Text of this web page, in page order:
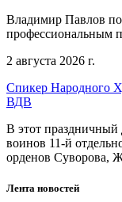
Владимир Павлов
профессиональным
2 августа 2026 г.
Спикер Народного
ВДВ
В этот праздничный
воинов 11-й
орденов Суворова,
Лента новостей